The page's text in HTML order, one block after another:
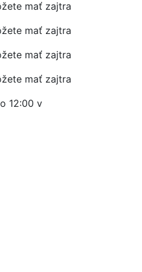
mať zajtra
mať zajtra
mať zajtra
mať zajtra
12:00 v